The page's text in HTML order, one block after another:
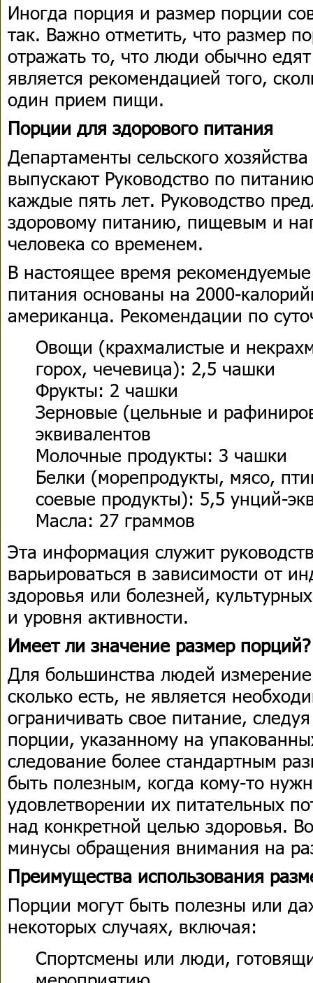
Иногда порция и размер порции
так. Важно отметить, что размер
отражать то, что люди обычно
является рекомендацией того,
один прием пищи.
Порции для здорового питания
Департаменты сельского
выпускают Руководство по
каждые пять лет. Руководство
здоровому питанию, пищевым и
человека со временем.
В настоящее время
питания основаны на 2000-
американца. Рекомендации по
Овощи (крахмалистые и
горох, чечевица): 2,5 чашки
Фрукты: 2 чашки
Зерновые (цельные и
эквивалентов
Молочные продукты: 3 чашки
Белки (морепродукты, мясо,
соевые продукты): 5,5 унций-
Масла: 27 граммов
Эта информация служит
варьироваться в зависимости от
здоровья или болезней,
и уровня активности.
Имеет ли значение размер
Для большинства людей
сколько есть, не является
ограничивать свое питание,
порции, указанному на
следование более стандартным
быть полезным, когда кому-то
удовлетворении их питательных
над конкретной целью здоровья.
минусы обращения внимания на
Преимущества использования
Порции могут быть полезны или
некоторых случаях, включая:
Спортсмены или люди,